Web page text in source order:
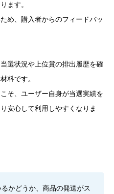
ます。
め、購入者からのフィードバッ
選状況や上位賞の排出履歴を確
料です。
そ、ユーザー自身が当選実績を
安心して利用しやすくなりま
かどうか、商品の発送がス